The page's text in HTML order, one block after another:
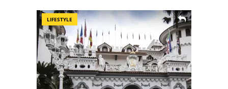
LIFESTYLE